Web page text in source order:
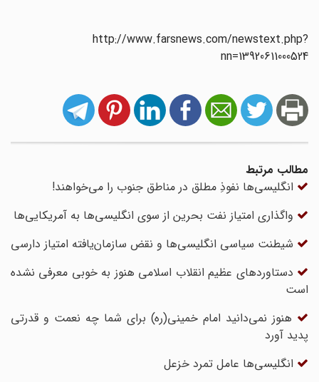
http://www.farsnews.com/newstext.php?
nn=13920611000524
مطالب مرتبط
انگلیسی‌ها نفوذِ مطلق در مناطق جنوب را می‌خواهند!
واگذاری امتیاز نفت بحرین از سوی انگلیسی‌ها به آمریکایی‌ها
شیطنت سیاسی انگلیسی‌ها و نقض سازمان‌یافته امتیاز دارسی
دستاوردهای عظیم انقلاب اسلامی هنوز به خوبی معرفی نشده
است
هنوز نمی‌دانید امام خمینی(ره) برای شما چه نعمت و قدرتی
پدید آورد
انگلیسی‌ها عامل تمرد خزعل